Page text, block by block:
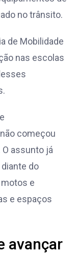
no trânsito.
de Mobilidade
nas escolas
começou
assunto já
do
e
e espaços
avançar